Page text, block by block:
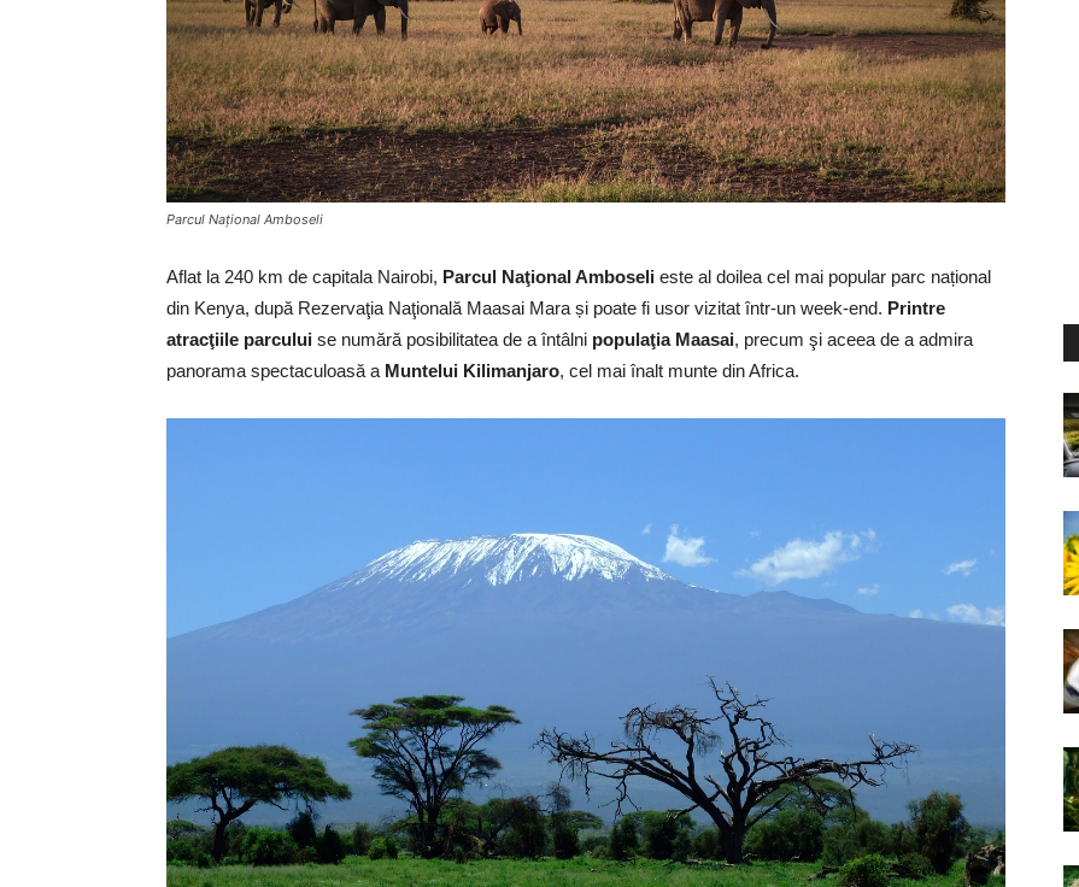
Parcul Naţional Amboseli
Aflat la 240 km de capitala Nairobi, Parcul Naţional Amboseli este al doilea cel mai popular parc național
din Kenya, după Rezervaţia Naţională Maasai Mara și poate fi usor vizitat într-un week-end. Printre
atracţiile parcului se numără posibilitatea de a întâlni populaţia Maasai, precum şi aceea de a admira
panorama spectaculoasă a Muntelui Kilimanjaro, cel mai înalt munte din Africa.